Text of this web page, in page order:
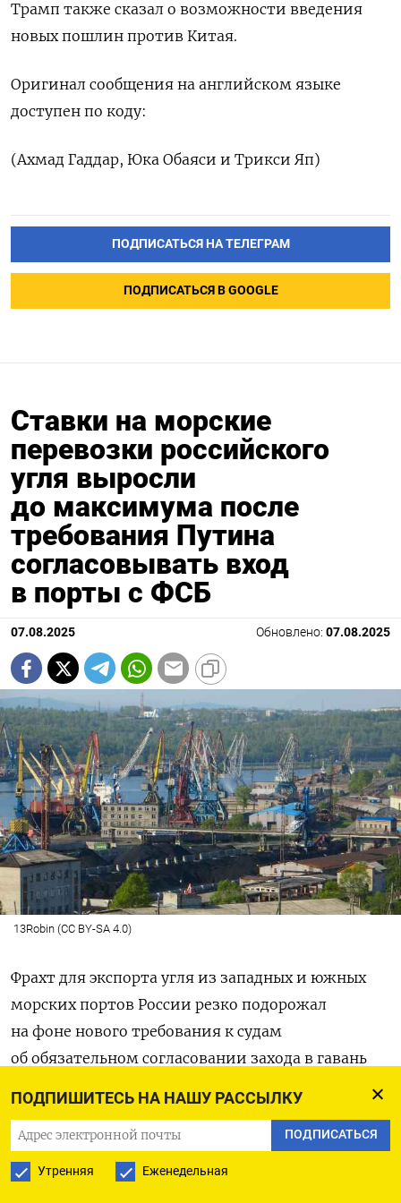
ПОДПИШИТЕСЬ НА НАШУ РАССЫЛКУ
ПОДПИСАТЬСЯ
Утренняя Еженедельная
Трамп также сказал о возможности введения
новых пошлин против Китая.
Оригинал сообщения на английском языке
доступен по коду:
(Ахмад Гаддар, Юка Обаяси и Трикси Яп)
ПОДПИСАТЬСЯ НА ТЕЛЕГРАМ
ПОДПИСАТЬСЯ В GOOGLE
Ставки на морские
перевозки российского
угля выросли
до максимума после
требования Путина
согласовывать вход
в порты с ФСБ
07.08.2025 Обновлено: 07.08.2025
13Robin (CC BY-SA 4.0)
Фрахт для экспорта угля из западных и южных
морских портов России резко подорожал
на фоне нового требования к судам
об обязательном согласовании захода в гавань
«Ведомости». По данным агентства
Argus, в июне–июле ставки выросли в среднем
на 20% — это максимум с начала года. Так,
стоимость перевозки угля из черноморского